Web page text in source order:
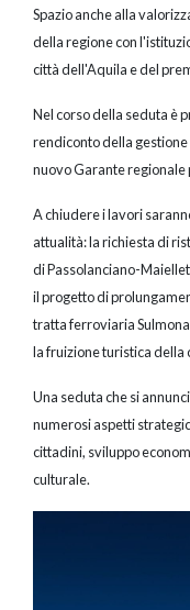
Spazio anche alla
della regione con
città dell'Aquila e del
Nel corso della seduta è
rendiconto della
nuovo Garante
A chiudere i lavori
attualità: la richiesta di
di Passolanciano-
il progetto di
tratta ferroviaria
la fruizione turistica della
Una seduta che si
numerosi aspetti
cittadini, sviluppo
culturale.